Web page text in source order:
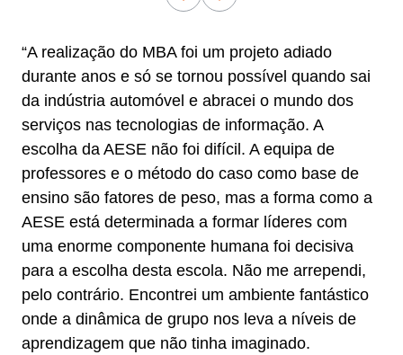
“A realização do MBA foi um projeto adiado
durante anos e só se tornou possível quando sai
da indústria automóvel e abracei o mundo dos
serviços nas tecnologias de informação. A
escolha da AESE não foi difícil. A equipa de
professores e o método do caso como base de
ensino são fatores de peso, mas a forma como a
AESE está determinada a formar líderes com
uma enorme componente humana foi decisiva
para a escolha desta escola. Não me arrependi,
pelo contrário. Encontrei um ambiente fantástico
onde a dinâmica de grupo nos leva a níveis de
aprendizagem que não tinha imaginado.